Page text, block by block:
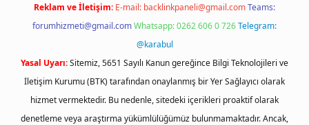
Reklam ve İletişim: E-mail: backlinkpaneli@gmail.comTeams:
forumhizmeti@gmail.comWhatsapp: 0262 606 0 726Telegram:
@karabul
Yasal Uyarı:Sitemiz, 5651 Sayılı Kanun gereğince Bilgi Teknolojileri ve
İletişim Kurumu (BTK) tarafından onaylanmış bir Yer Sağlayıcı olarak
hizmet vermektedir. Bu nedenle, sitedeki içerikleri proaktif olarak
denetleme veya araştırma yükümlülüğümüz bulunmamaktadır. Ancak,